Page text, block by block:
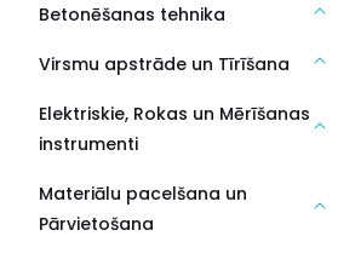
Betonēšanas tehnika
Virsmu apstrāde un Tīrīšana
Elektriskie, Rokas un Mērīšanas
instrumenti
Materiālu pacelšana un
Pārvietošana